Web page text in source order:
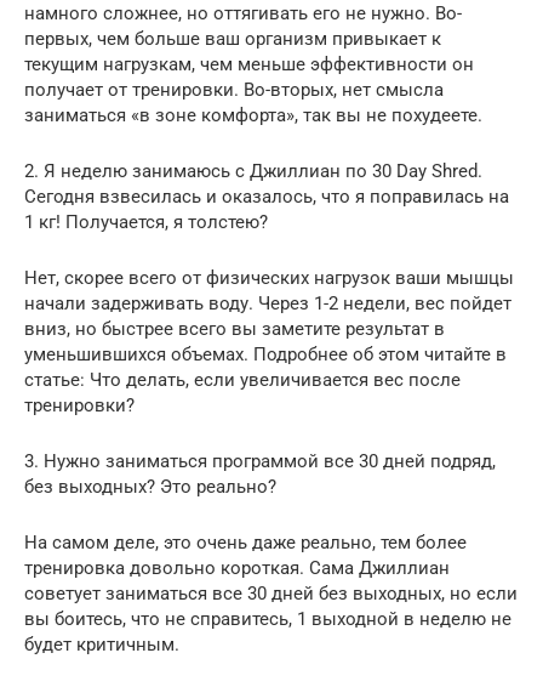
намного сложнее, но оттягивать его не нужно. Во-
первых, чем больше ваш организм привыкает к
текущим нагрузкам, чем меньше эффективности он
получает от тренировки. Во-вторых, нет смысла
заниматься «в зоне комфорта», так вы не похудеете.
2. Я неделю занимаюсь с Джиллиан по 30 Day Shred.
Сегодня взвесилась и оказалось, что я поправилась на
1 кг! Получается, я толстею?
Нет, скорее всего от физических нагрузок ваши мышцы
начали задерживать воду. Через 1-2 недели, вес пойдет
вниз, но быстрее всего вы заметите результат в
уменьшившихся объемах. Подробнее об этом читайте в
статье: Что делать, если увеличивается вес после
тренировки?
3. Нужно заниматься программой все 30 дней подряд,
без выходных? Это реально?
На самом деле, это очень даже реально, тем более
тренировка довольно короткая. Сама Джиллиан
советует заниматься все 30 дней без выходных, но если
вы боитесь, что не справитесь, 1 выходной в неделю не
будет критичным.